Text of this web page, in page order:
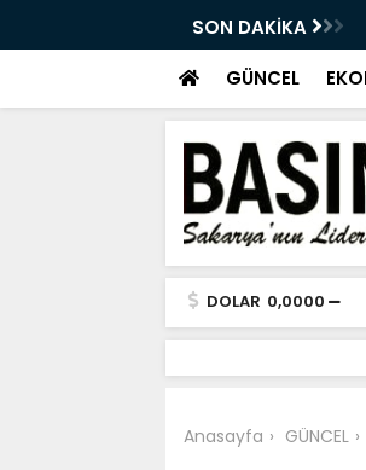
SON DAKİKA
Tersine Dönecek: Pazar Sağanak Var
GÜNCEL
DOLAR 0,0000
Anasayfa GÜNCEL